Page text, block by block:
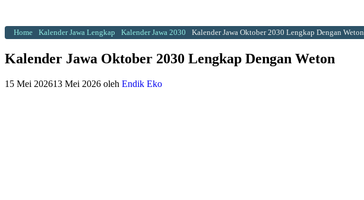
Home Kalender Jawa Lengkap Kalender Jawa 2030 Kalender Jawa Oktober 2030 Lengkap Dengan Weton
Kalender Jawa Oktober 2030 Lengkap Dengan Weton
15 Mei 202613 Mei 2026 oleh Endik Eko